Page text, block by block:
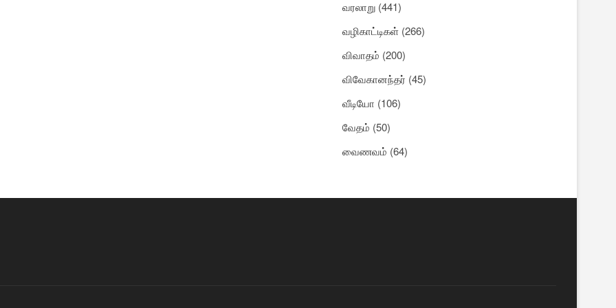
வரலாறு (441)
வழிகாட்டிகள் (266)
விவாதம் (200)
விவேகானந்தர் (45)
வீடியோ (106)
வேதம் (50)
வைணவம் (64)